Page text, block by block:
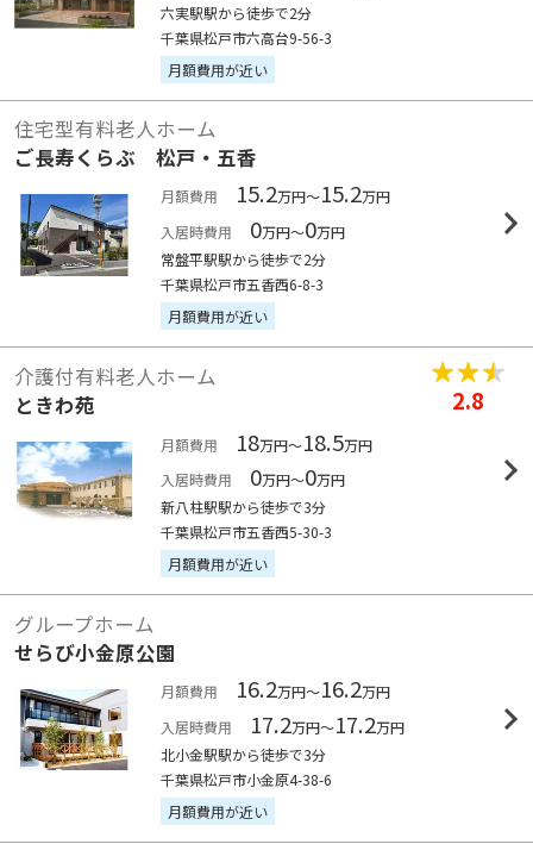
六実駅駅から徒歩で2分
千葉県松戸市六高台9-56-3
月額費用が近い
住宅型有料老人ホーム
ご長寿くらぶ 松戸・五香
月額費用 15.2万円～15.2万円
入居時費用
0万円～0万円
常盤平駅駅から徒歩で2分
千葉県松戸市五香西6-8-3
月額費用が近い
介護付有料老人ホーム
ときわ苑
2.8
月額費用 18万円～18.5万円
入居時費用
0万円～0万円
新八柱駅駅から徒歩で3分
千葉県松戸市五香西5-30-3
月額費用が近い
グループホーム
せらび小金原公園
月額費用 16.2万円～16.2万円
入居時費用
17.2万円～17.2万円
北小金駅駅から徒歩で3分
千葉県松戸市小金原4-38-6
月額費用が近い